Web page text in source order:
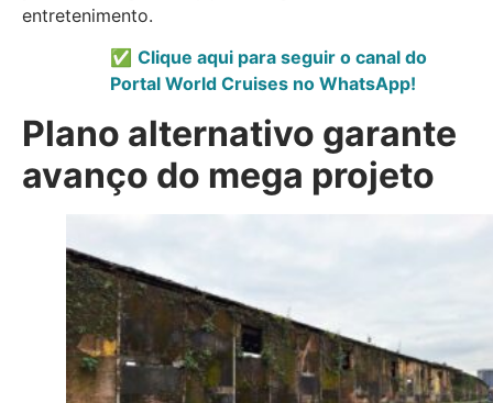
entretenimento.
✅ Clique aqui para seguir o canal do
Portal World Cruises no WhatsApp!
Plano alternativo garante
avanço do mega projeto